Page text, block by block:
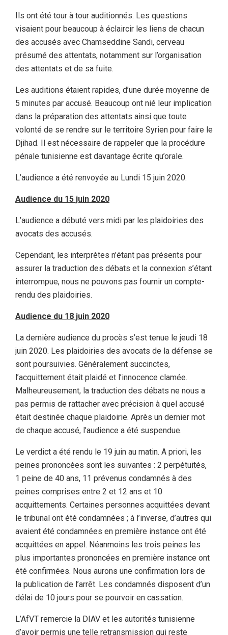
Ils ont été tour à tour auditionnés. Les questions
visaient pour beaucoup à éclaircir les liens de chacun
des accusés avec Chamseddine Sandi, cerveau
présumé des attentats, notamment sur l’organisation
des attentats et de sa fuite.
Les auditions étaient rapides, d’une durée moyenne de
5 minutes par accusé. Beaucoup ont nié leur implication
dans la préparation des attentats ainsi que toute
volonté de se rendre sur le territoire Syrien pour faire le
Djihad. Il est nécessaire de rappeler que la procédure
pénale tunisienne est davantage écrite qu’orale.
L’audience a été renvoyée au Lundi 15 juin 2020.
Audience du 15 juin 2020
L’audience a débuté vers midi par les plaidoiries des
avocats des accusés.
Cependant, les interprètes n’étant pas présents pour
assurer la traduction des débats et la connexion s’étant
interrompue, nous ne pouvons pas fournir un compte-
rendu des plaidoiries.
Audience du 18 juin 2020
La dernière audience du procès s’est tenue le jeudi 18
juin 2020. Les plaidoiries des avocats de la défense se
sont poursuivies. Généralement succinctes,
l’acquittement était plaidé et l’innocence clamée.
Malheureusement, la traduction des débats ne nous a
pas permis de rattacher avec précision à quel accusé
était destinée chaque plaidoirie. Après un dernier mot
de chaque accusé, l’audience a été suspendue.
Le verdict a été rendu le 19 juin au matin. A priori, les
peines prononcées sont les suivantes : 2 perpétuités,
1 peine de 40 ans, 11 prévenus condamnés à des
peines comprises entre 2 et 12 ans et 10
acquittements. Certaines personnes acquittées devant
le tribunal ont été condamnées ; à l’inverse, d’autres qui
avaient été condamnées en première instance ont été
acquittées en appel. Néanmoins les trois peines les
plus importantes prononcées en première instance ont
été confirmées. Nous aurons une confirmation lors de
la publication de l’arrêt. Les condamnés disposent d’un
délai de 10 jours pour se pourvoir en cassation.
L’AfVT remercie la DIAV et les autorités tunisienne
d’avoir permis une telle retransmission qui reste